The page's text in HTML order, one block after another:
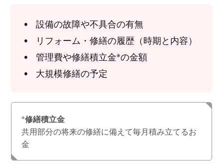
設備の故障や不具合の有無
リフォーム・修繕の履歴（時期と内容）
管理費や修繕積立金※の金額
大規模修繕の予定
※修繕積立金
共用部分の将来の修繕に備えて毎月積み立てるお
金